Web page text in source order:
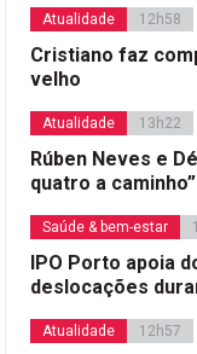
Atualidade 12h58
Cristiano faz
velho
Atualidade 13h22
Rúben Neves e
quatro a caminho”
Saúde & bem-estar
IPO Porto apoia
deslocações
Atualidade 12h57